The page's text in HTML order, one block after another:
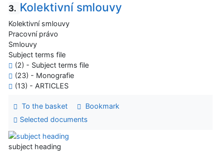
3. Kolektivní smlouvy
Kolektivní smlouvy
Pracovní právo
Smlouvy
Subject terms file
(2) - Subject terms file
(23) - Monografie
(13) - ARTICLES
To the basket
Bookmark
Selected documents
subject heading